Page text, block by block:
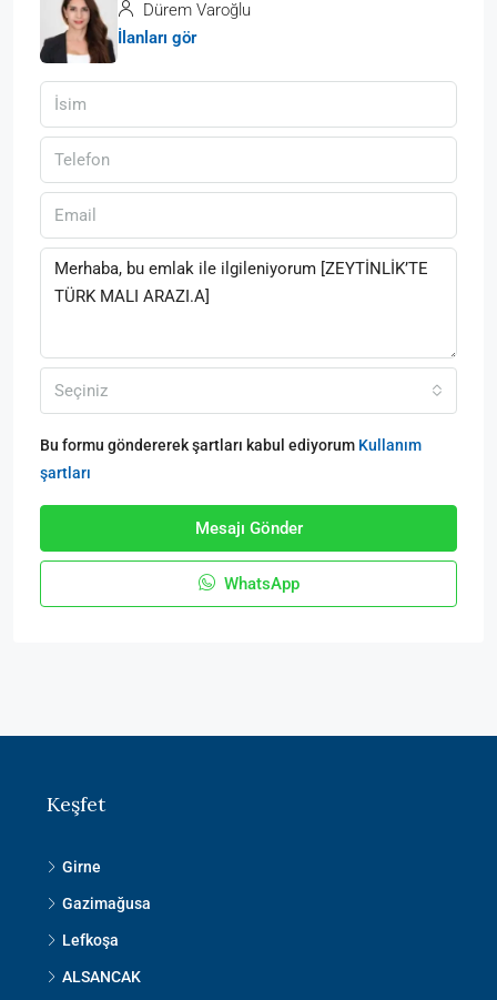
Dürem Varoğlu
İlanları gör
Seçiniz
Bu formu göndererek şartları kabul ediyorum Kullanım
şartları
Mesajı Gönder
WhatsApp
Keşfet
Girne
Gazimağusa
Lefkoşa
ALSANCAK